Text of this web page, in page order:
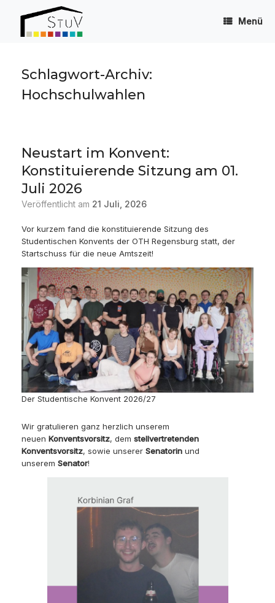
Menü
Schlagwort-Archiv:
Hochschulwahlen
Neustart im Konvent:
Konstituierende Sitzung am 01.
Juli 2026
Veröffentlicht am 21 Juli, 2026
Vor kurzem fand die konstituierende Sitzung des
Studentischen Konvents der OTH Regensburg statt, der
Startschuss für die neue Amtszeit!
Der Studentische Konvent 2026/27
Wir gratulieren ganz herzlich unserem
neuen Konventsvorsitz, dem stellvertretenden
Konventsvorsitz, sowie unserer Senatorin und
unserem Senator!